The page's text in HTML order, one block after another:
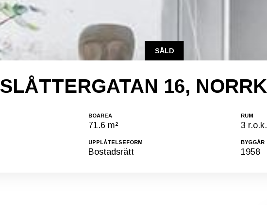
SÅLD
SLÅTTERGATAN 16,
BOAREA
71.6 m²
RUM
3 r.o.k.
UPPLÅTELSEFORM
Bostadsrätt
BYGGÅR
1958